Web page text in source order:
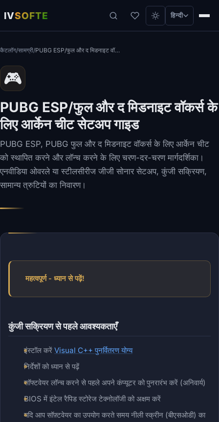
IVSOFTE हिन्दी
कैटलॉग/सामग्री/ PUBG ESP/फुल और द मिडनाइट वॉकर्स के लिए आर्केन चीट सेटअप गाइड
🎮
PUBG ESP/फुल और द मिडनाइट वॉकर्स के
लिए आर्केन चीट सेटअप गाइड
PUBG ESP, PUBG फुल और द मिडनाइट वॉकर्स के लिए आर्केन चीट
को स्थापित करने और लॉन्च करने के लिए चरण-दर-चरण मार्गदर्शिका।
एनवीडिया ओवरले या स्टीलसीरीज जीजी सोनार सेटअप, कुंजी सक्रियण,
सामान्य त्रुटियों का निवारण।
महत्वपूर्ण - ध्यान से पढ़ें!
कुंजी सक्रियण से पहले आवश्यकताएँ
इंस्टॉल करें Visual C++ पुनर्वितरण योग्य
निर्देशों को ध्यान से पढ़ें
सॉफ्टवेयर लॉन्च करने से पहले अपने कंप्यूटर को पुनरारंभ करें (अनिवार्य)
BIOS में इंटेल रैपिड स्टोरेज टेक्नोलॉजी को अक्षम करें
यदि आप सॉफ़्टवेयर का उपयोग करते समय नीली स्क्रीन (बीएसओडी) का